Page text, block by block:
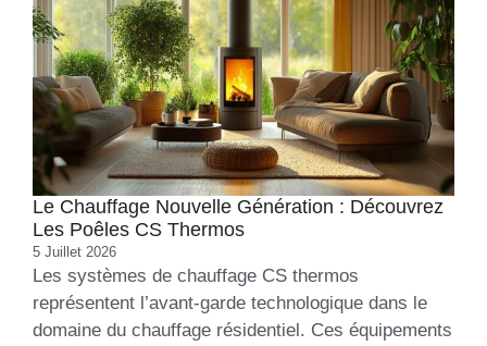
Le Chauffage Nouvelle Génération : Découvrez
Les Poêles CS Thermos
5 Juillet 2026
Les systèmes de chauffage CS thermos
représentent l’avant-garde technologique dans le
domaine du chauffage résidentiel. Ces équipements